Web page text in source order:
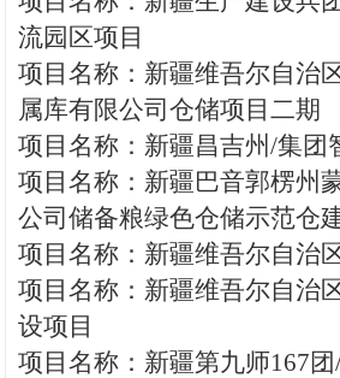
流园区项目
项目名称：新疆维吾尔自治
属库有限公司仓储项目二期
项目名称：新疆昌吉州/集团
项目名称：新疆巴音郭楞州
公司储备粮绿色仓储示范仓
项目名称：新疆维吾尔自治
项目名称：新疆维吾尔自治
设项目
项目名称：新疆第九师167